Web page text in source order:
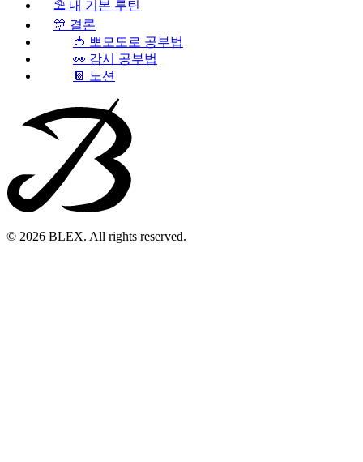
⛱ 내 기본 루틴
🎊 결론
🍅 뽀모도로 공부법
👀 감시 공부법
📔 노션
© 2026 BLEX. All rights reserved.